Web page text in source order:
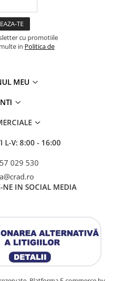
cu promotiile
in Politica de
MEU
L-V: 8:00 - 16:00
029 530
NE IN SOCIAL MEDIA